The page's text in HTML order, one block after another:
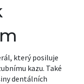
který posiluje
kazu. Také
dentálních